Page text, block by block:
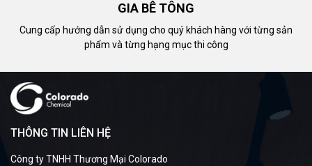
GIA BÊ TÔNG
Cung cấp hướng dẫn sử dụng cho quý khách hàng với từng sản
phẩm và từng hạng mục thi công
THÔNG TIN LIÊN HỆ
Công ty TNHH Thương Mại Colorado